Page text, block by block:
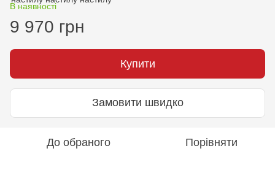
В наявності
9 970 грн
Купити
Замовити швидко
До обраного Порівняти